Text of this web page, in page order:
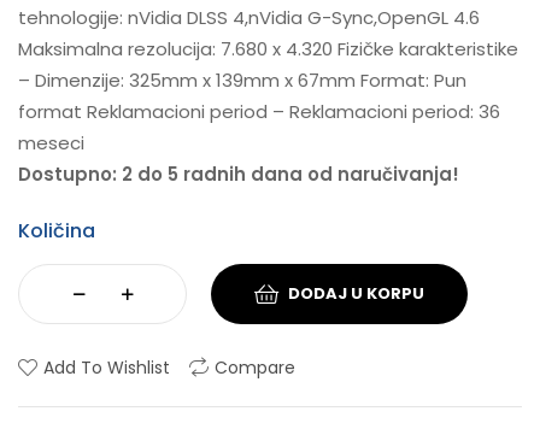
tehnologije: nVidia DLSS 4,nVidia G-Sync,OpenGL 4.6
Maksimalna rezolucija: 7.680 x 4.320 Fizičke karakteristike
– Dimenzije: 325mm x 139mm x 67mm Format: Pun
format Reklamacioni period – Reklamacioni period: 36
meseci
Dostupno: 2 do 5 radnih dana od naručivanja!
Količina
DODAJ U KORPU
Add To Wishlist Compare